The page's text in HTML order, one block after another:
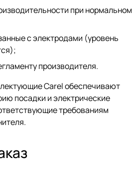
при нормальном
с электродами (уровень
производителя.
Carel обеспечивают
посадки и электрические
требованиям